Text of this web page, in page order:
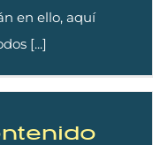
en ello, aquí
[...]